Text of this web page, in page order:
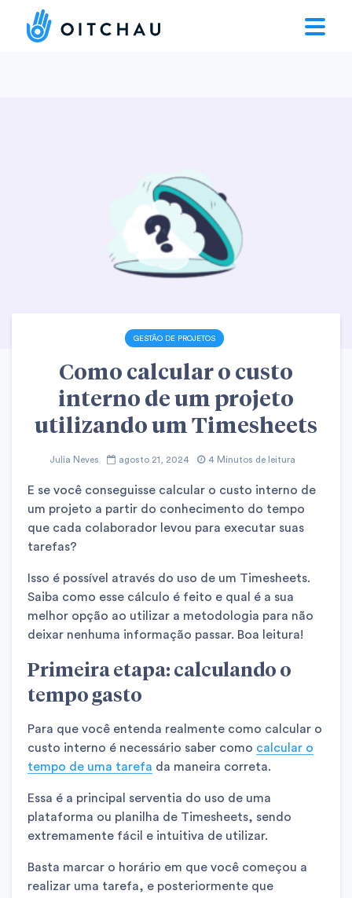
GESTÃO DE PROJETOS
Como calcular o custo
interno de um projeto
utilizando um Timesheets
Julia Neves agosto 21, 2024 4 Minutos de leitura
E se você conseguisse calcular o custo interno de
um projeto a partir do conhecimento do tempo
que cada colaborador levou para executar suas
tarefas?
Isso é possível através do uso de um Timesheets.
Saiba como esse cálculo é feito e qual é a sua
melhor opção ao utilizar a metodologia para não
deixar nenhuma informação passar. Boa leitura!
Primeira etapa: calculando o
tempo gasto
Para que você entenda realmente como calcular o
custo interno é necessário saber como calcular o
tempo de uma tarefa da maneira correta.
Essa é a principal serventia do uso de uma
plataforma ou planilha de Timesheets, sendo
extremamente fácil e intuitiva de utilizar.
Basta marcar o horário em que você começou a
realizar uma tarefa, e posteriormente que